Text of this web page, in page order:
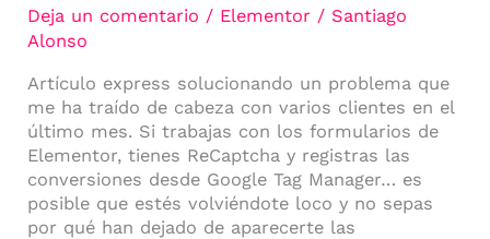
Deja un comentario / Elementor / Santiago
Alonso
Artículo express solucionando un problema que
me ha traído de cabeza con varios clientes en el
último mes. Si trabajas con los formularios de
Elementor, tienes ReCaptcha y registras las
conversiones desde Google Tag Manager… es
posible que estés volviéndote loco y no sepas
por qué han dejado de aparecerte las